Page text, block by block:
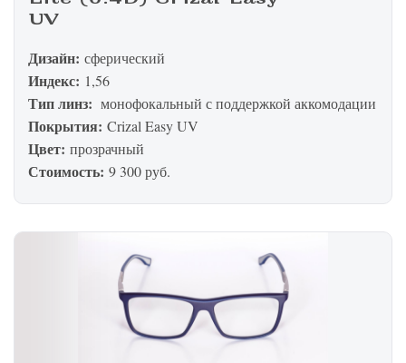
UV
Дизайн: сферический
Индекс: 1,56
Тип линз: монофокальный с поддержкой аккомодации
Покрытия: Crizal Easy UV
Цвет: прозрачный
Стоимость: 9 300 руб.